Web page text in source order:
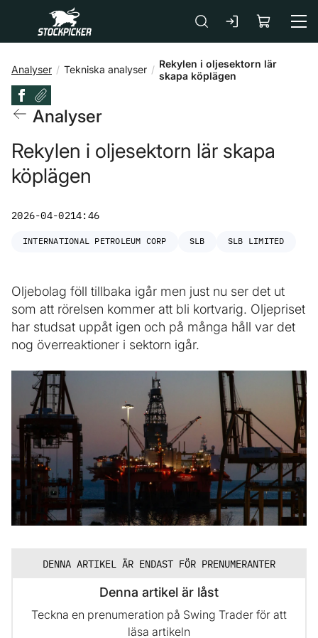
Gå till huvudinnehåll
Analyser Tekniska analyser
Rekylen i oljesektorn lär
skapa köplägen
Analyser
Rekylen i oljesektorn lär skapa
köplägen
2026-04-0214:46
INTERNATIONAL PETROLEUM CORP SLB SLB LIMITED
Oljebolag föll tillbaka igår men just nu ser det ut
som att rörelsen kommer att bli kortvarig. Oljepriset
har studsat uppåt igen och på många håll var det
nog överreaktioner i sektorn igår.
DENNA ARTIKEL ÄR ENDAST FÖR PRENUMERANTER
Denna artikel är låst
Teckna en prenumeration på Swing Trader för att
läsa artikeln